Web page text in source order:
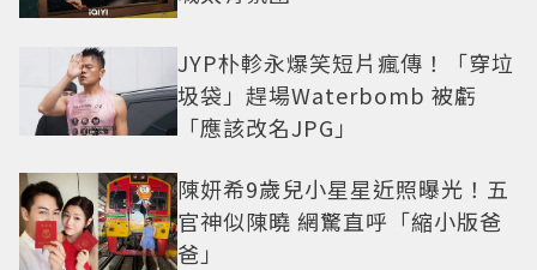
JYP朴軫永爆笑短片瘋傳！「穿垃
圾袋」趕場Waterbomb 被虧
「應該改名JPG」
陳妍希9歲兒小星星近照曝光！五
官神似陳曉 網驚直呼「縮小版爸
爸」